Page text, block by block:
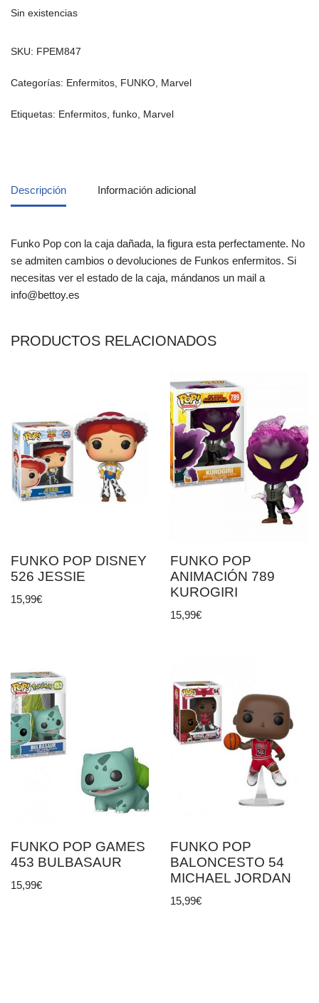
Sin existencias
SKU: FPEM847
Categorías: Enfermitos FUNKO Marvel
Etiquetas: Enfermitos funko Marvel
Descripción Información adicional
Funko Pop con la caja dañada, la figura esta perfectamente. No
se admiten cambios o devoluciones de Funkos enfermitos. Si
necesitas ver el estado de la caja, mándanos un mail a
info@bettoy.es
PRODUCTOS RELACIONADOS
FUNKO POP DISNEY
526 JESSIE
15,99€
FUNKO POP
ANIMACIÓN 789
KUROGIRI
15,99€
FUNKO POP GAMES
453 BULBASAUR
15,99€
FUNKO POP
BALONCESTO 54
MICHAEL JORDAN
15,99€